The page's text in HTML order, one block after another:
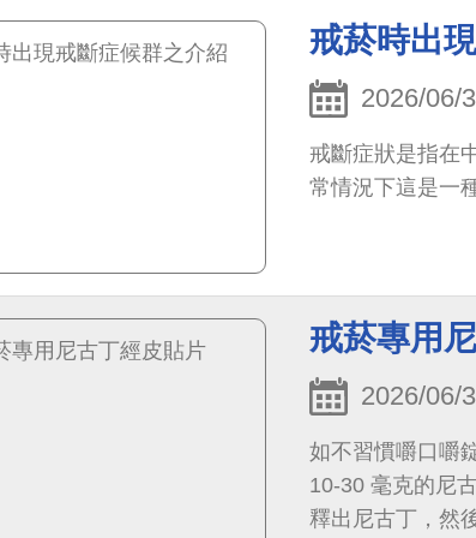
戒菸時出
2026/06/
戒斷症狀是指在
常情況下這是一
戒菸專用
2026/06/
如不習慣嚼口嚼
10-30 毫克的尼
釋出尼古丁，然